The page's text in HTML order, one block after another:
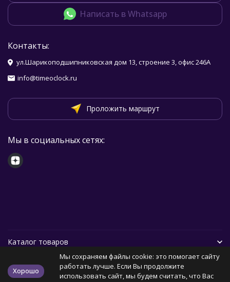
Написать в Whatsapp
Контакты:
ул.Шарикоподшипниковская дом 13, строение 3, офис 246А
info@timeoclock.ru
Проложить маршрут
Мы в социальных сетях:
Каталог товаров
Помощь
Хорошо
Мы сохраняем файлы cookie: это помогает сайту
работать лучше. Если Вы продолжите
использовать сайт, мы будем считать, что Вас